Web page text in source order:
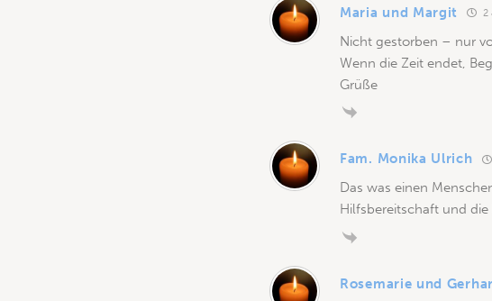
Maria und Margit 2
Nicht gestorben – nur
Wenn die Zeit endet,
Grüße
Fam. Monika Ulrich
Das was einen
Hilfsbereitschaft und
Rosemarie und